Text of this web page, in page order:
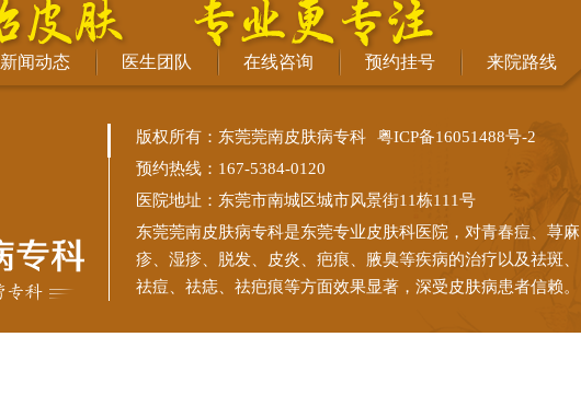
新闻动态 医生团队 在线咨询 预约挂号 来院路线
版权所有：东莞莞南皮肤病专科
粤ICP备16051488号-2
预约热线：167-5384-0120
医院地址：东莞市南城区城市风景街11栋111号
东莞莞南皮肤病专科是东莞专业皮肤科医院，对青春痘、荨麻
疹、湿疹、脱发、皮炎、疤痕、腋臭等疾病的治疗以及祛斑、
祛痘、祛痣、祛疤痕等方面效果显著，深受皮肤病患者信赖。